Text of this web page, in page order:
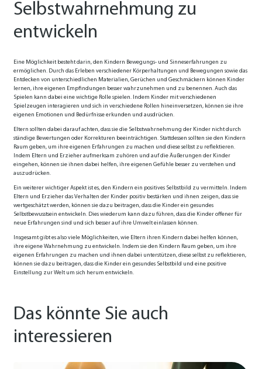
Selbstwahrnehmung zu
entwickeln
Eine Möglichkeit besteht darin, den Kindern Bewegungs- und Sinneserfahrungen zu
ermöglichen. Durch das Erleben verschiedener Körperhaltungen und Bewegungen sowie das
Entdecken von unterschiedlichen Materialien, Gerüchen und Geschmäckern können Kinder
lernen, ihre eigenen Empfindungen besser wahrzunehmen und zu benennen. Auch das
Spielen kann dabei eine wichtige Rolle spielen. Indem Kinder mit verschiedenen
Spielzeugen interagieren und sich in verschiedene Rollen hineinversetzen, können sie ihre
eigenen Emotionen und Bedürfnisse erkunden und ausdrücken.
Eltern sollten dabei darauf achten, dass sie die Selbstwahrnehmung der Kinder nicht durch
ständige Bewertungen oder Korrekturen beeinträchtigen. Stattdessen sollten sie den Kindern
Raum geben, um ihre eigenen Erfahrungen zu machen und diese selbst zu reflektieren.
Indem Eltern und Erzieher aufmerksam zuhören und auf die Äußerungen der Kinder
eingehen, können sie ihnen dabei helfen, ihre eigenen Gefühle besser zu verstehen und
auszudrücken.
Ein weiterer wichtiger Aspekt ist es, den Kindern ein positives Selbstbild zu vermitteln. Indem
Eltern und Erzieher das Verhalten der Kinder positiv bestärken und ihnen zeigen, dass sie
wertgeschätzt werden, können sie dazu beitragen, dass die Kinder ein gesundes
Selbstbewusstsein entwickeln. Dies wiederum kann dazu führen, dass die Kinder offener für
neue Erfahrungen sind und sich besser auf ihre Umwelt einlassen können.
Insgesamt gibt es also viele Möglichkeiten, wie Eltern ihren Kindern dabei helfen können,
ihre eigene Wahrnehmung zu entwickeln. Indem sie den Kindern Raum geben, um ihre
eigenen Erfahrungen zu machen und ihnen dabei unterstützen, diese selbst zu reflektieren,
können sie dazu beitragen, dass die Kinder ein gesundes Selbstbild und eine positive
Einstellung zur Welt um sich herum entwickeln.
Das könnte Sie auch
interessieren